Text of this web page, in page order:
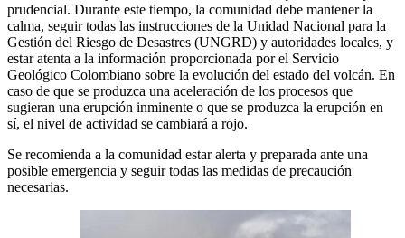
prudencial. Durante este tiempo, la comunidad debe mantener la
calma, seguir todas las instrucciones de la Unidad Nacional para la
Gestión del Riesgo de Desastres (UNGRD) y autoridades locales, y
estar atenta a la información proporcionada por el Servicio
Geológico Colombiano sobre la evolución del estado del volcán. En
caso de que se produzca una aceleración de los procesos que
sugieran una erupción inminente o que se produzca la erupción en
sí, el nivel de actividad se cambiará a rojo.
Se recomienda a la comunidad estar alerta y preparada ante una
posible emergencia y seguir todas las medidas de precaución
necesarias.